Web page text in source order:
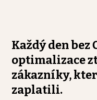
Každý den bez
optimalizace
zákazníky,
zaplatili.